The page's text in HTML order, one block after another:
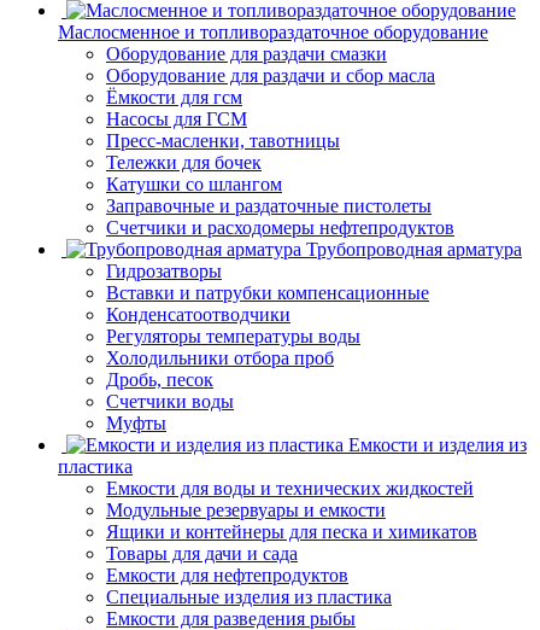
Маслосменное и топливораздаточное оборудование
Оборудование для раздачи смазки
Оборудование для раздачи и сбор масла
Ёмкости для гсм
Насосы для ГСМ
Пресс-масленки, тавотницы
Тележки для бочек
Катушки со шлангом
Заправочные и раздаточные пистолеты
Счетчики и расходомеры нефтепродуктов
Трубопроводная арматура
Гидрозатворы
Вставки и патрубки компенсационные
Конденсатоотводчики
Регуляторы температуры воды
Холодильники отбора проб
Дробь, песок
Счетчики воды
Муфты
Емкости и изделия из
пластика
Емкости для воды и технических жидкостей
Модульные резервуары и емкости
Ящики и контейнеры для песка и химикатов
Товары для дачи и сада
Емкости для нефтепродуктов
Специальные изделия из пластика
Емкости для разведения рыбы